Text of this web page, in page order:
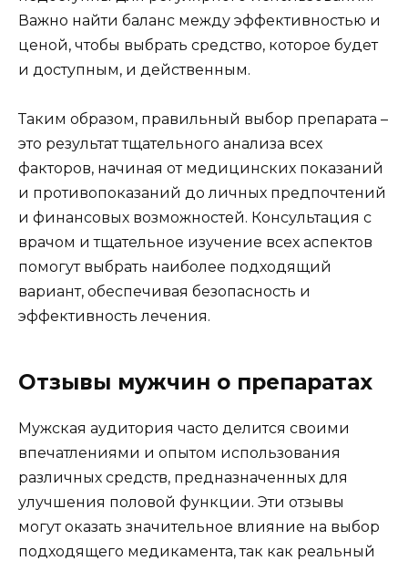
Важно найти баланс между эффективностью и
ценой, чтобы выбрать средство, которое будет
и доступным, и действенным.
Таким образом, правильный выбор препарата –
это результат тщательного анализа всех
факторов, начиная от медицинских показаний
и противопоказаний до личных предпочтений
и финансовых возможностей. Консультация с
врачом и тщательное изучение всех аспектов
помогут выбрать наиболее подходящий
вариант, обеспечивая безопасность и
эффективность лечения.
Отзывы мужчин о препаратах
Мужская аудитория часто делится своими
впечатлениями и опытом использования
различных средств, предназначенных для
улучшения половой функции. Эти отзывы
могут оказать значительное влияние на выбор
подходящего медикамента, так как реальный